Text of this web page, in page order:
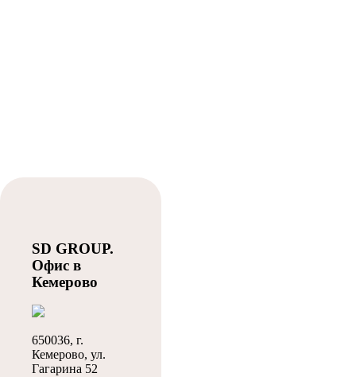
SD GROUP.
Офис в
Кемерово
650036, г.
Кемерово, ул.
Гагарина 52